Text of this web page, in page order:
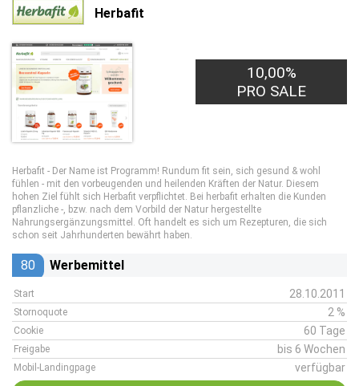
Herbafit
10,00%
PRO SALE
Herbafit - Der Name ist Programm! Rundum fit sein, sich gesund & wohl
fühlen - mit den vorbeugenden und heilenden Kräften der Natur. Diesem
hohen Ziel fühlt sich Herbafit verpflichtet. Bei herbafit erhalten die Kunden
pflanzliche -, bzw. nach dem Vorbild der Natur hergestellte
Nahrungsergänzungsmittel. Oft handelt es sich um Rezepturen, die sich
schon seit Jahrhunderten bewährt haben.
80 Werbemittel
Start 28.10.2011
Stornoquote 2 %
Cookie 60 Tage
Freigabe bis 6 Wochen
Mobil-Landingpage verfügbar